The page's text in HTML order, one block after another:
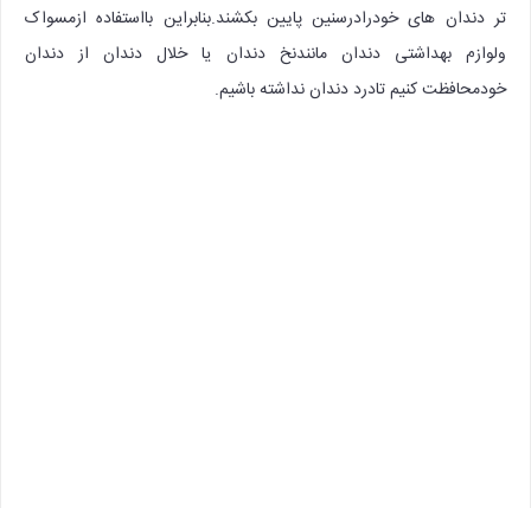
تر دندان های خودرادرسنین پایین بکشند.بنابراین بااستفاده ازمسواک
ولوازم بهداشتی دندان مانندنخ دندان یا خلال دندان از دندان
خودمحافظت کنیم تادرد دندان نداشته باشیم.